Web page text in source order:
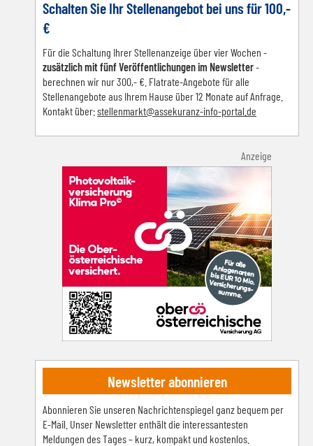
Schalten Sie Ihr Stellenangebot bei uns für 100,-
€
Für die Schaltung Ihrer Stellenanzeige über vier Wochen -
zusätzlich mit fünf Veröffentlichungen im Newsletter-
berechnen wir nur 300,- €. Flatrate-Angebote für alle
Stellenangebote aus Ihrem Hause über 12 Monate auf Anfrage.
Kontakt über:stellenmarkt@assekuranz-info-portal.de
Anzeige
Newsletter abonnieren
Abonnieren Sie unseren Nachrichtenspiegel ganz bequem per
E-Mail. Unser Newsletter enthält die interessantesten
Meldungen des Tages – kurz, kompakt und kostenlos.